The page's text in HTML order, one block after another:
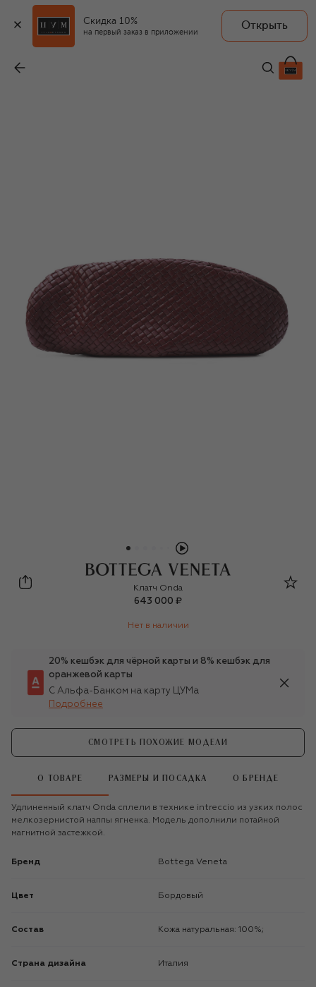
Скидка 10%
на первый заказ в приложении
Открыть
Bottega Veneta
Клатч Onda
643 000 ₽
Нет в наличии
20% кешбэк для чёрной карты и 8% кешбэк для
оранжевой карты
С Альфа-Банком на карту ЦУМа
Подробнее
СМОТРЕТЬ ПОХОЖИЕ МОДЕЛИ
О ТОВАРЕ РАЗМЕРЫ И ПОСАДКА О БРЕНДЕ
Удлиненный клатч Onda сплели в технике intreccio из узких полос
мелкозернистой наппы ягненка. Модель дополнили потайной
магнитной застежкой.
Бренд Bottega Veneta
Цвет Бордовый
Состав Кожа натуральная: 100%;
Страна дизайна Италия